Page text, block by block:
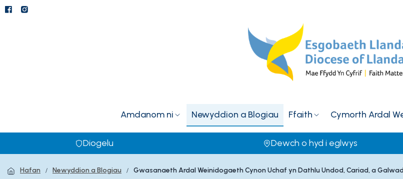
Amdanom ni Newyddion a Blogiau Ffaith Cymorth Ardal
Diogelu Dewch o hyd i eglwys
Hafan Newyddion a Blogiau Gwasanaeth Ardal Weinidogaeth Cynon Uchaf yn Dathlu Undod, Cariad, a